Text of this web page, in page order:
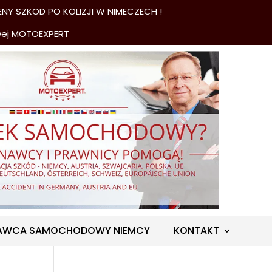
PO KOLIZJI W NIMECZECH !
SAMOCHODOWY NIEMCY KONTAKT